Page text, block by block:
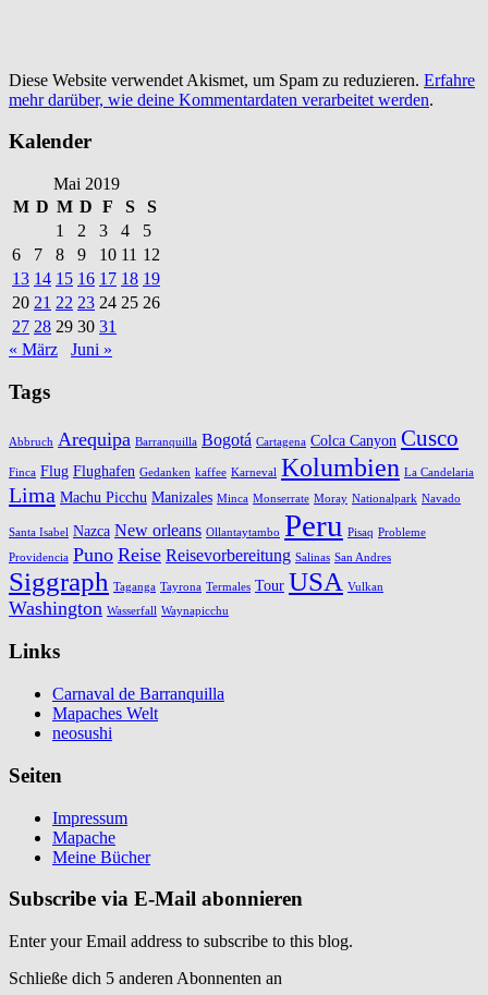
Diese Website verwendet Akismet, um Spam zu reduzieren. Erfahre
mehr darüber, wie deine Kommentardaten verarbeitet werden.
Kalender
Mai 2019
M D M D F S
S
1
2 3 4
5
6
7 8 9 10 11 12
13 14 15 16 17 18 19
20 21 22 23 24 25 26
27 28 29 30 31
« März
Juni »
Tags
Abbruch Arequipa Barranquilla Bogotá Cartagena Colca Canyon Cusco
Finca Flug Flughafen Gedanken kaffee Karneval Kolumbien La Candelaria
Lima Machu Picchu Manizales Minca Monserrate Moray Nationalpark Navado
Santa Isabel Nazca New orleans Ollantaytambo Peru Pisaq Probleme
Providencia Puno Reise Reisevorbereitung Salinas San Andres
Siggraph Taganga Tayrona Termales Tour USA Vulkan
Washington Wasserfall Waynapicchu
Links
Carnaval de Barranquilla
Mapaches Welt
neosushi
Seiten
Impressum
Mapache
Meine Bücher
Subscribe via E-Mail abonnieren
Enter your Email address to subscribe to this blog.
Schließe dich 5 anderen Abonnenten an